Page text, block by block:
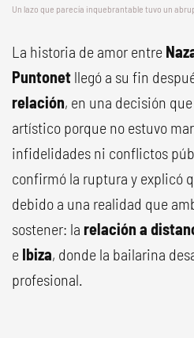
Un lazo que parecía inquebrantable tuvo un
La historia de amor entre
Puntonet llegó a su fin
relación, en una decisión
artístico porque no estuvo
infidelidades ni conflictos
confirmó la ruptura y explicó
debido a una realidad que
sostener: la relación a
e Ibiza, donde la bailarina
profesional.